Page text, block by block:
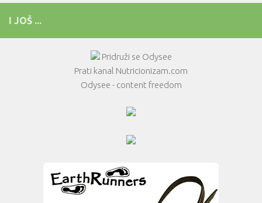
I JOŠ ...
Pridruži se Odysee
Prati kanal Nutricionizam.com
Odysee - content freedom